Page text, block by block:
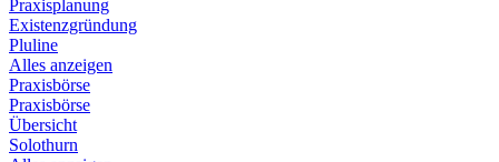
Praxisplanung
Existenzgründung
Pluline
Alles anzeigen
Praxisbörse
Praxisbörse
Übersicht
Solothurn